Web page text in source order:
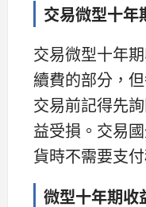
交易微型十年
交易微型十年
續費的部分，
交易前記得先
益受損。交易
貨時不需要支付
微型十年期收